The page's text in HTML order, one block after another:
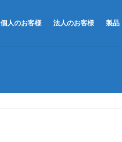
個人のお客様 法人のお客様 製品